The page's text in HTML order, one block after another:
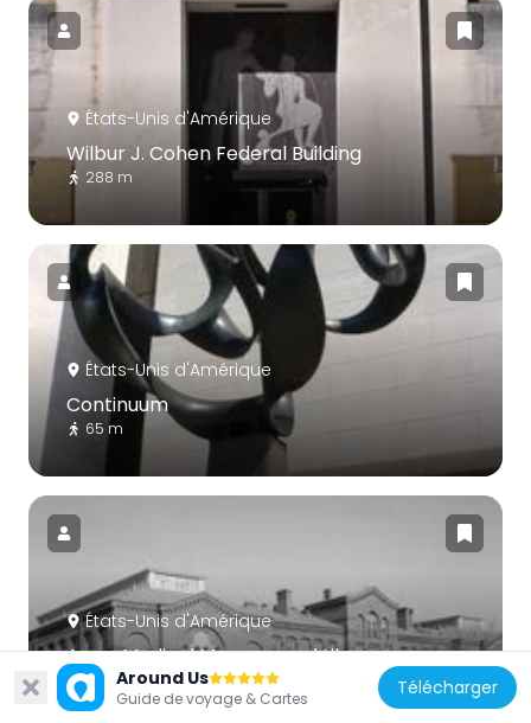
États-Unis d'Amérique
Wilbur J. Cohen Federal Building
288 m
États-Unis d'Amérique
Continuum
65 m
États-Unis d'Amérique
Army Medical Museum and Library
243 mAround Us
Guide de voyage & Cartes Télécharger